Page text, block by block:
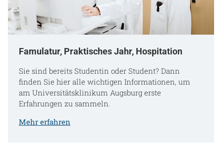
Famulatur, Praktisches Jahr, Hospitation
Sie sind bereits Studentin oder Student? Dann
finden Sie hier alle wichtigen Informationen, um
am Universitätsklinikum Augsburg erste
Erfahrungen zu sammeln.
Mehr erfahren